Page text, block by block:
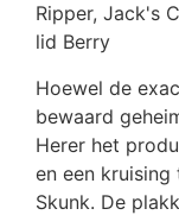
Ripper, Jack's
lid Berry
Hoewel de
bewaard
Herer het
en een kruising
Skunk. De